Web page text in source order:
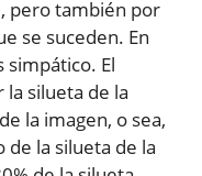
pero también por
se suceden. En
simpático. El
silueta de la
la imagen, o sea,
la silueta de la